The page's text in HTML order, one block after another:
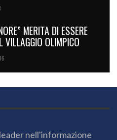
MERITA DI ESSERE
VILLAGGIO OLIMPICO
nell'informazione